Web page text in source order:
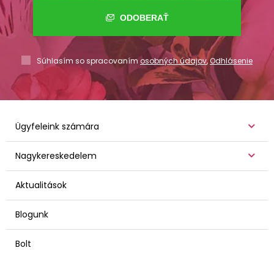
ODOBERAŤ
Súhlasím so spracovaním osobných údajov,Odhlásenie
Ügyfeleink számára
Nagykereskedelem
Aktualitások
Blogunk
Bolt